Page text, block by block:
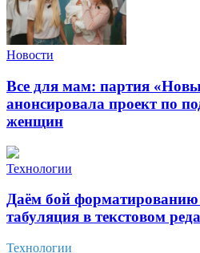
Новости
Все для мам: партия
анонсировала проект по
женщин
Технологии
Даём бой
табуляция в текстовом
Технологии